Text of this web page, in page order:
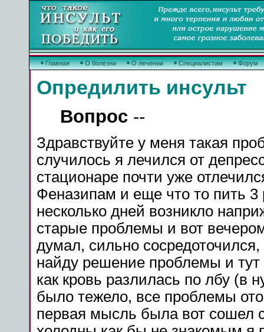
Главная О болезни О лечении Специалистам Форум
Опредилить инсульт
Вопрос --
Здравствуйте у меня такая
случилось я лечился от
стационаре почти уже
Феназипам и еще что то пить 3
несколько дней возникло
старые проблемы и вот
думал, сильно
найду решение проблемы и
как кровь разлилась по лбу (в
было тежело, все проблемы
первая мысль была вот сошел